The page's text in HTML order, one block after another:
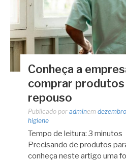
Conheça a
comprar produtos
repouso
Publicado por adminem
higiene
Tempo de leitura: 3 minutos
Precisando de produtos
conheça neste artigo uma